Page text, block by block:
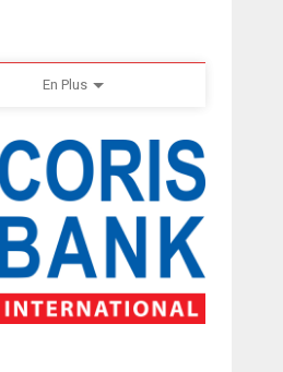
En Plus